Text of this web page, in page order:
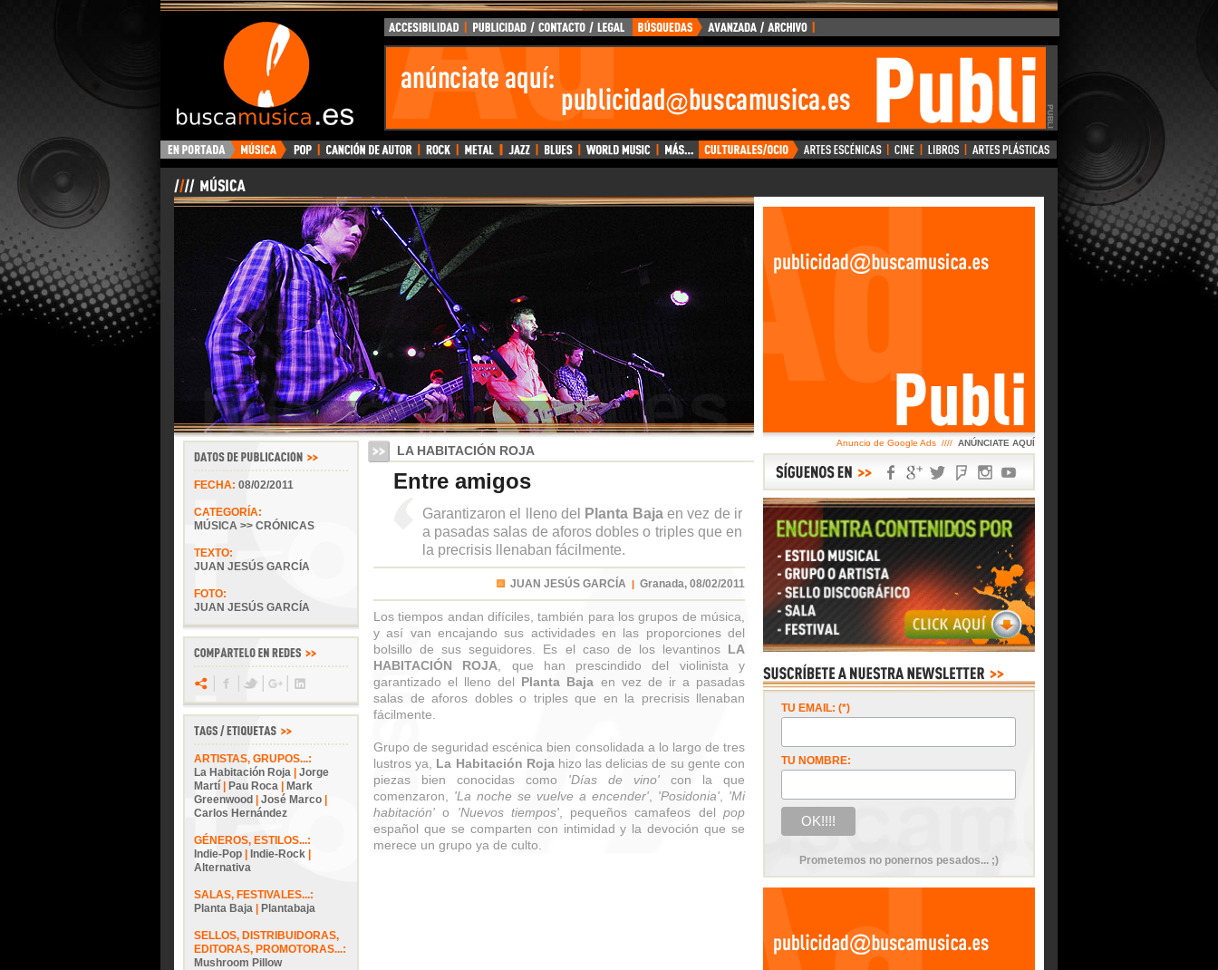
BuscaMusica.es
FECHA: 08/02/2011
CATEGORÍA:
MÚSICA >> CRÓNICAS
TEXTO:
JUAN JESÚS GARCÍA
FOTO:
JUAN JESÚS GARCÍA
ARTISTAS, GRUPOS...:
La Habitación Roja
Jorge
Martí
Pau Roca
Mark
Greenwood
José Marco
Carlos Hernández
GÉNEROS, ESTILOS...:
Indie-Pop
Indie-Rock
Alternativa
SALAS, FESTIVALES...:
Planta Baja
Plantabaja
SELLOS, DISTRIBUIDORAS,
EDITORAS, PROMOTORAS...:
Mushroom Pillow
LA HABITACIÓN ROJA
Entre amigos
Garantizaron el lleno del Planta Bajaen vez de ir
a pasadas salas de aforos dobles o triples que en
la precrisis llenaban fácilmente.
JUAN JESÚS GARCÍA | Granada, 08/02/2011
Los tiempos andan difíciles, también para los grupos de música,
y así van encajando sus actividades en las proporciones del
bolsillo de sus seguidores. Es el caso de los levantinos LA
HABITACIÓN ROJA , que han prescindido del violinista y
garantizado el lleno del Planta Baja en vez de ir a pasadas
salas de aforos dobles o triples que en la precrisis llenaban
fácilmente.
Grupo de seguridad escénica bien consolidada a lo largo de tres
lustros ya, La Habitación Rojahizo las delicias de su gente con
piezas bien conocidas como 'Días de vino' con la que
comenzaron, 'La noche se vuelve a encender' 'Posidonia'
'Mi
habitación' o 'Nuevos tiempos', pequeños camafeos delpop
español que se comparten con intimidad y la devoción que se
merece un grupo ya de culto.
Anuncio de Google Ads //// ANÚNCIATE AQUÍ
TU EMAIL: (*)
TU NOMBRE:
Prometemos no ponernos pesados... ;)